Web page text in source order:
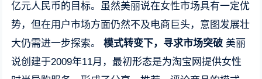
亿元人民币的目标。虽然美丽说在女性市场具有一定优
势，但在用户市场方面仍然不及电商巨头，意图发展壮
大仍需进一步探索。模式转变下，寻求市场突破 美丽
说创建于2009年11月，最初形态是为淘宝网提供女性